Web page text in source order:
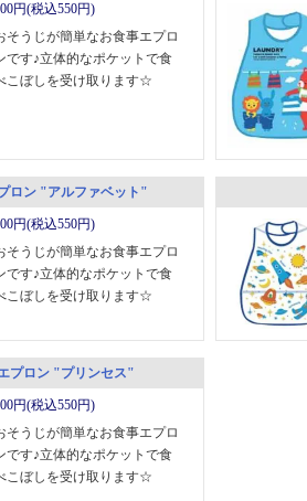
円(税込550円)
そうじが簡単なお食事エプロ
です♪立体的なポケットで食
こぼしを受け取ります☆
ロン "アルファベット"
円(税込550円)
そうじが簡単なお食事エプロ
です♪立体的なポケットで食
こぼしを受け取ります☆
プロン "プリンセス"
円(税込550円)
そうじが簡単なお食事エプロ
です♪立体的なポケットで食
こぼしを受け取ります☆